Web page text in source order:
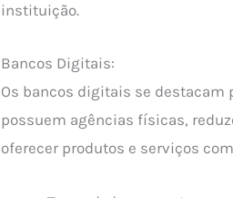
instituição.
Bancos Digitais:
Os bancos digitais se destacam
possuem agências físicas,
oferecer produtos e serviços